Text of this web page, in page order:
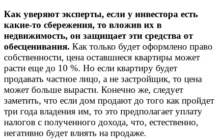
Как уверяют эксперты, если у инвестора есть
какие-то сбережения, то вложив их в
недвижимость, он защищает эти средства от
обесценивания. Как только будет оформлено право
собственности, цена оставшиеся квартиры может
расти еще до 10 %. Но если квартиру будет
продавать частное лицо, а не застройщик, то цена
может больше вырасти. Конечно же, следует
заметить, что если дом продают до того как пройдет
три года владения им, то это предполагает уплату
налогов с полученного дохода, что, естественно,
негативно будет влиять на продаже.